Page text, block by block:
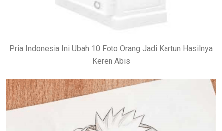
Pria Indonesia Ini Ubah 10 Foto Orang Jadi Kartun Hasilnya
Keren Abis